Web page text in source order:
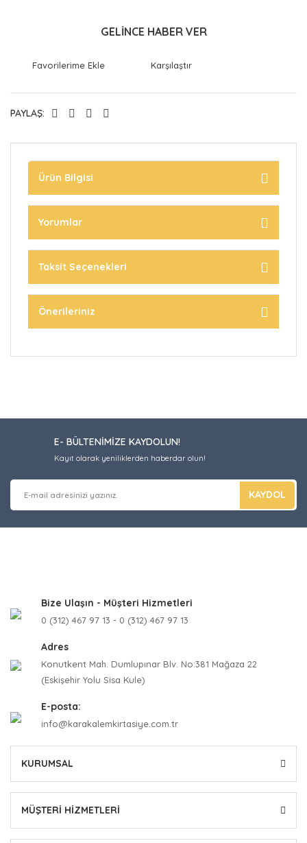
GELİNCE HABER VER
Karşılaştır
PAYLAŞ:
Ürün Bilgisi
Yorumlar
Taksit Seçenekleri
Önerileriniz
E- BÜLTENİMİZE KAYDOLUN!
Kayıt olarak yeniliklerden haberdar olun!
KAYDOL
Bize Ulaşın - Müşteri Hizmetleri
0 (312) 467 97 13 - 0 (312) 467 97 13
Adres
Konutkent Mah. Dumlupınar Blv. No:381 Mağaza 22
(Eskişehir Yolu Sisa Kule)
E-posta:
info@karakalemkirtasiye.com.tr
KURUMSAL
MÜŞTERİ HİZMETLERİ